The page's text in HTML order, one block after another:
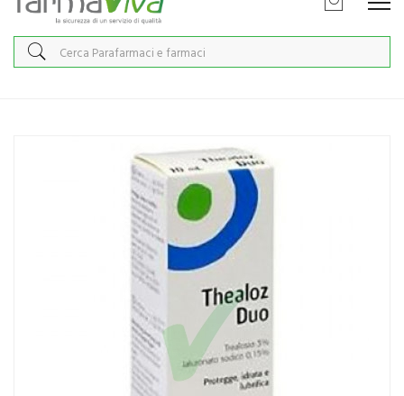
Laboratoires Thea Linea Salute degli Occhi Thealoz Duo Collirio
Idratante 10 ml